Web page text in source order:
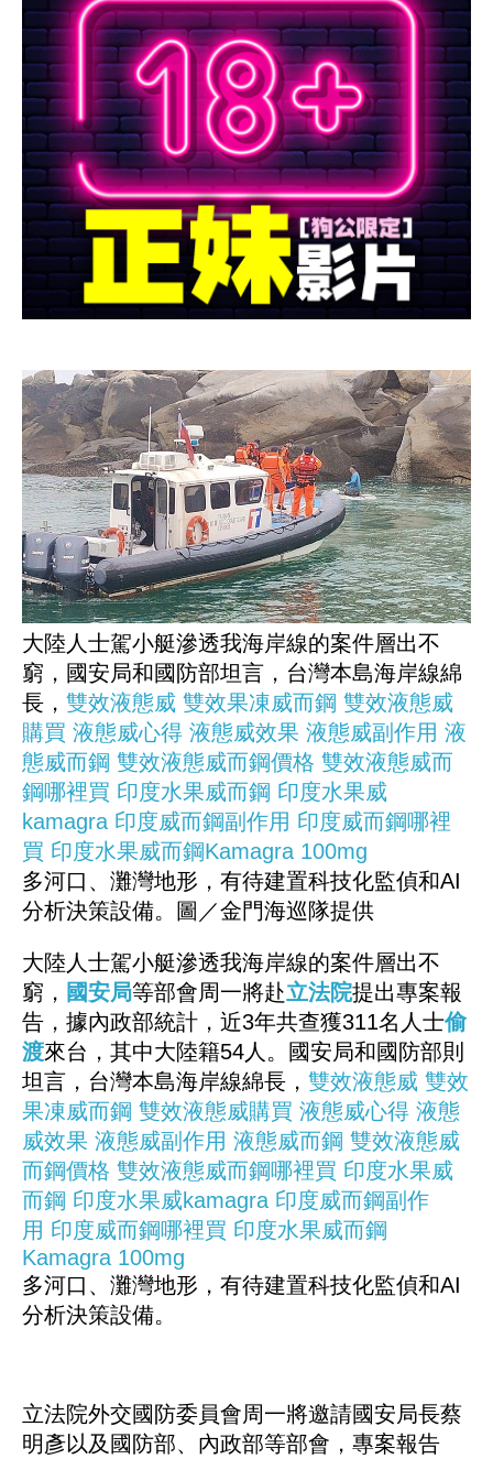
大陸人士駕小艇滲透我海岸線的案件層出不
窮，國安局和國防部坦言，台灣本島海岸線綿
長， 雙效液態威 雙效果凍威而鋼 雙效液態威
購買 液態威心得 液態威效果 液態威副作用 液
態威而鋼 雙效液態威而鋼價格 雙效液態威而
鋼哪裡買 印度水果威而鋼 印度水果威
kamagra 印度威而鋼副作用 印度威而鋼哪裡
買 印度水果威而鋼Kamagra 100mg
多河口、灘灣地形，有待建置科技化監偵和AI
分析決策設備。圖／金門海巡隊提供
大陸人士駕小艇滲透我海岸線的案件層出不
窮， 國安局等部會周一將赴立法院提出專案報
告，據內政部統計，近3年共查獲311名人士偷
渡來台，其中大陸籍54人。國安局和國防部則
坦言，台灣本島海岸線綿長， 雙效液態威 雙效
果凍威而鋼 雙效液態威購買 液態威心得 液態
威效果 液態威副作用 液態威而鋼 雙效液態威
而鋼價格 雙效液態威而鋼哪裡買 印度水果威
而鋼 印度水果威kamagra 印度威而鋼副作
用 印度威而鋼哪裡買 印度水果威而鋼
Kamagra 100mg
多河口、灘灣地形，有待建置科技化監偵和AI
分析決策設備。
立法院外交國防委員會周一將邀請國安局長蔡
明彥以及國防部、內政部等部會，專案報告